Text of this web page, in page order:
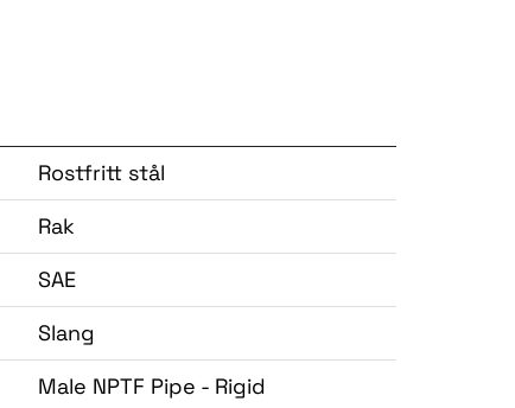
Rostfritt stål
Rak
SAE
Slang
Male NPTF Pipe - Rigid